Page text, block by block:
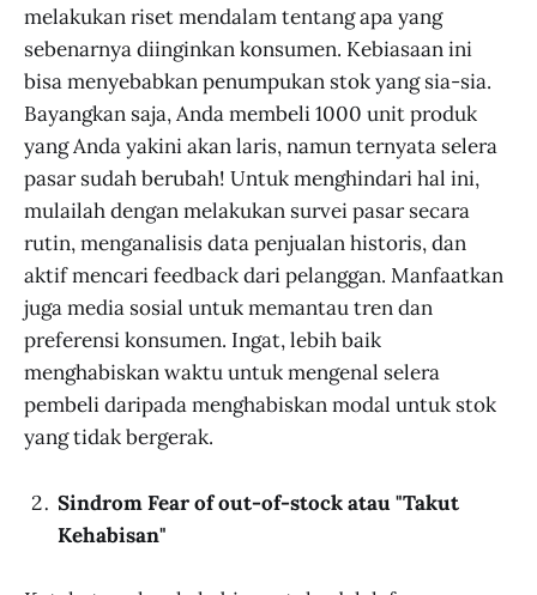
melakukan riset mendalam tentang apa yang
sebenarnya diinginkan konsumen. Kebiasaan ini
bisa menyebabkan penumpukan stok yang sia-sia.
Bayangkan saja, Anda membeli 1000 unit produk
yang Anda yakini akan laris, namun ternyata selera
pasar sudah berubah! Untuk menghindari hal ini,
mulailah dengan melakukan survei pasar secara
rutin, menganalisis data penjualan historis, dan
aktif mencari feedback dari pelanggan. Manfaatkan
juga media sosial untuk memantau tren dan
preferensi konsumen. Ingat, lebih baik
menghabiskan waktu untuk mengenal selera
pembeli daripada menghabiskan modal untuk stok
yang tidak bergerak.
Sindrom Fear of out-of-stock atau "Takut
Kehabisan"